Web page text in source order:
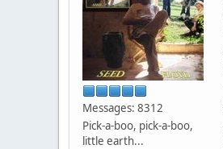
Messages: 8312
Pick-a-boo, pick-a-boo,
little earth...